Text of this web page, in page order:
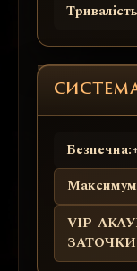
Безпечна:
VIP-
ЗАТОЧКИ